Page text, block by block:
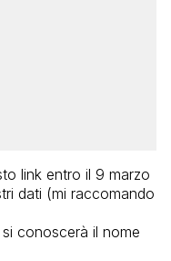
link entro il 9 marzo
dati (mi raccomando
conoscerà il nome